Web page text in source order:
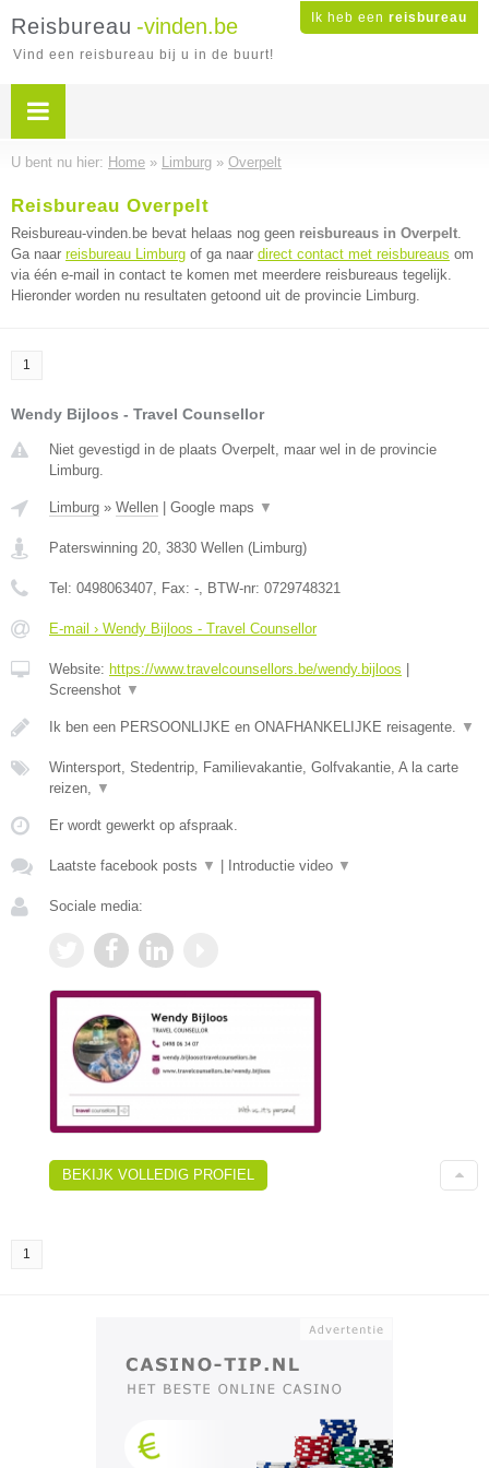
Ik heb een reisbureau
Reisbureau -vinden.be
Vind een reisbureau bij u in de buurt!
U bent nu hier: Home » Limburg » Overpelt
Reisbureau Overpelt
Reisbureau-vinden.be bevat helaas nog geen reisbureaus in Overpelt.
Ga naar reisbureau Limburg of ga naar direct contact met reisbureaus om
via één e-mail in contact te komen met meerdere reisbureaus tegelijk.
Hieronder worden nu resultaten getoond uit de provincie Limburg.
1
Wendy Bijloos - Travel Counsellor
Niet gevestigd in de plaats Overpelt, maar wel in de provincie
Limburg.
Limburg » Wellen Google maps ▼
Paterswinning 20, 3830 Wellen (Limburg)
Tel: 0498063407, Fax: -, BTW-nr: 0729748321
E-mail › Wendy Bijloos - Travel Counsellor
Website: https://www.travelcounsellors.be/wendy.bijloos
Screenshot ▼
Ik ben een PERSOONLIJKE en ONAFHANKELIJKE reisagente. ▼
Wintersport, Stedentrip, Familievakantie, Golfvakantie, A la carte
reizen, ▼
Er wordt gewerkt op afspraak.
Laatste facebook posts ▼ Introductie video ▼
Sociale media:
BEKIJK VOLLEDIG PROFIEL
1